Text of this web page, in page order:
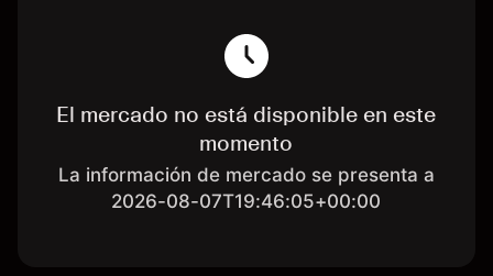
El mercado no está disponible en este
momento
La información de mercado se presenta a
2026-08-07T19:46:05+00:00